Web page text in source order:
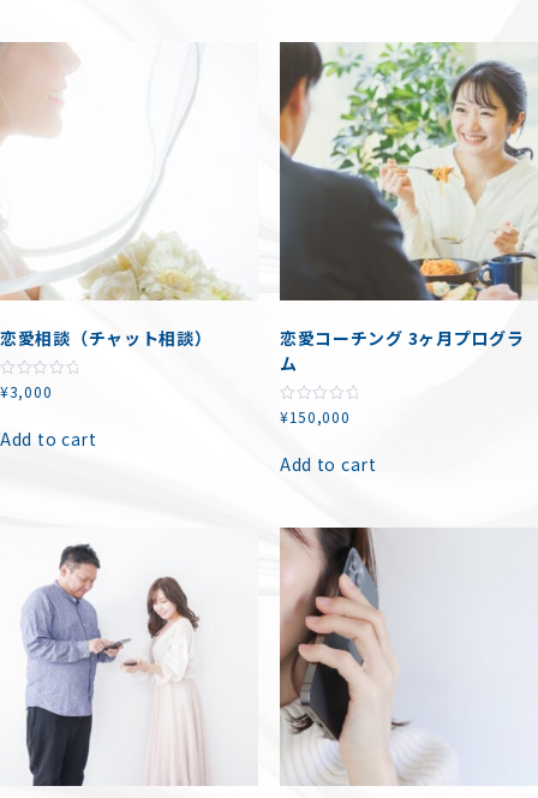
t
t
恋愛相談（チャット相談）
R
e
d
¥3,000
Add to cart
恋愛コーチング 3ヶ月プログラ
ム
R
e
d
t
¥150,000
Add to cart